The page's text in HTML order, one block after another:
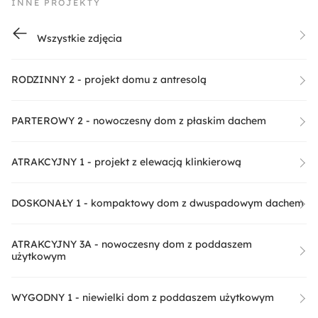
INNE PROJEKTY
Wszystkie zdjęcia
RODZINNY 2 - projekt domu z antresolą
PARTEROWY 2 - nowoczesny dom z płaskim dachem
ATRAKCYJNY 1 - projekt z elewacją klinkierową
DOSKONAŁY 1 - kompaktowy dom z dwuspadowym dachem
ATRAKCYJNY 3A - nowoczesny dom z poddaszem
użytkowym
WYGODNY 1 - niewielki dom z poddaszem użytkowym